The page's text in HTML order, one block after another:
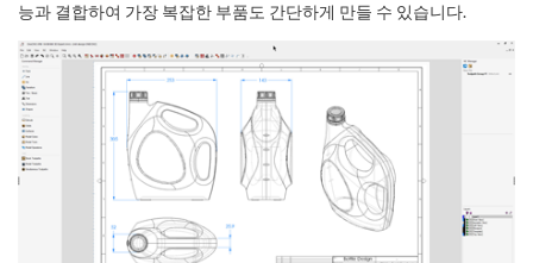
능과 결합하여 가장 복잡한 부품도 간단하게 만들 수 있습니다.